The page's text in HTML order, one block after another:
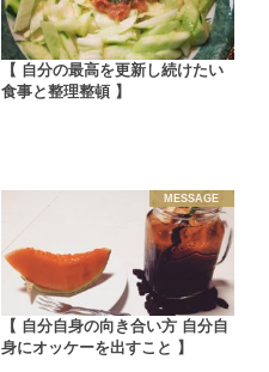
【 自分の最高を更新し続けたい
食事と整理整頓 】
MESSAGE
【 自分自身の向き合い方 自分自
身にオッケーを出すこと 】